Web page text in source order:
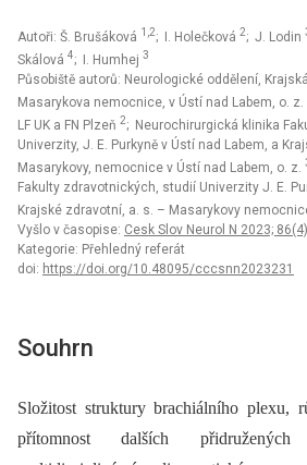
Autoři: Š. Brušáková 1,2; I. Holečková 2; J. Lodin
Skálová 4; I. Humhej 3
Působiště autorů: Neurologické oddělení,
Masarykova nemocnice, v Ústí nad Labem, o. z.
LF UK a FN Plzeň 2; Neurochirurgická klinika
Univerzity, J. E. Purkyně v Ústí nad Labem, a
Masarykovy, nemocnice v Ústí nad Labem, o. z.
Fakulty zdravotnických, studií Univerzity J. E.
Krajské zdravotní, a. s. – Masarykovy
Vyšlo v časopise: Cesk Slov Neurol N 2023;
Kategorie: Přehledný referát
doi: https://doi.org/10.48095/cccsnn2023231
Souhrn
Složitost struktury brachiálního plexu,
přítomnost dalších